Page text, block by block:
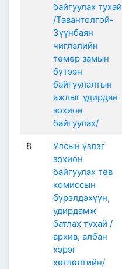
байгуулах тухай
/Тавантолгой-
Зүүнбаян
чиглэлийн
төмөр замын
бүтээн
байгуулалтын
ажлыг удирдан
зохион
байгуулах/
8
Улсын үзлэг
зохион
байгуулах төв
комиссын
бүрэлдэхүүн,
удирдамж
батлах тухай /
архив, албан
хэрэг
хөтлөлтийн/